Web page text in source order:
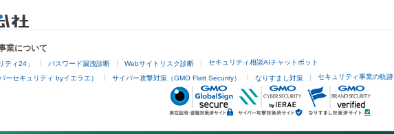
業について
ティ24」 パスワード漏洩診断 Webサイトリスク診断 セキュリティ相談AIチャットボット
ーセキュリティ byイエラエ） サイバー攻撃対策（GMO Flatt Security） なりすまし対策 セキュリティ事業の軌跡